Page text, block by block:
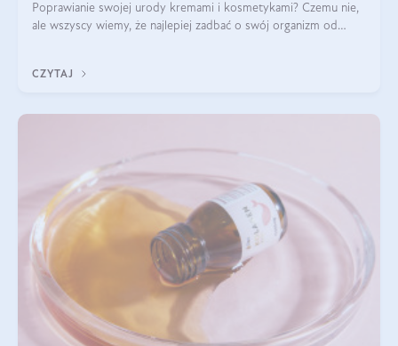
Poprawianie swojej urody kremami i kosmetykami? Czemu nie,
ale wszyscy wiemy, że najlepiej zadbać o swój organizm od
wysokiej jakości suplem
CZYTAJ